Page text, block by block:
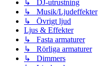
↳ DJ-utrustning
↳ Musik/Ljudeffekter
↳ Övrigt ljud
Ljus & Effekter
↳ Fasta armaturer
↳ Rörliga armaturer
↳ Dimmers